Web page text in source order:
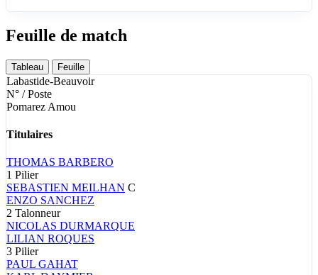
Feuille de match
Tableau Feuille
Labastide-Beauvoir
N° / Poste
Pomarez Amou
Titulaires
THOMAS BARBERO
1 Pilier
SEBASTIEN MEILHAN C
ENZO SANCHEZ
2 Talonneur
NICOLAS DURMARQUE
LILIAN ROQUES
3 Pilier
PAUL GAHAT